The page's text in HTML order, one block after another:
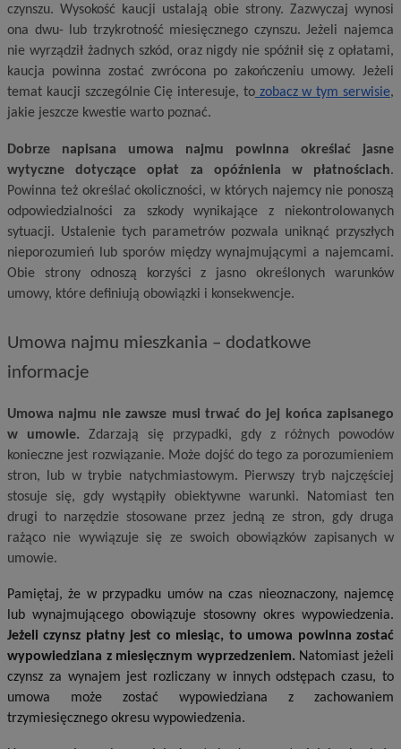
czynszu. Wysokość kaucji ustalają obie strony. Zazwyczaj wynosi
ona dwu- lub trzykrotność miesięcznego czynszu. Jeżeli najemca
nie wyrządził żadnych szkód, oraz nigdy nie spóźnił się z opłatami,
kaucja powinna zostać zwrócona po zakończeniu umowy. Jeżeli
temat kaucji szczególnie Cię interesuje, tozobacz w tym serwisie,
jakie jeszcze kwestie warto poznać.
Dobrze napisana umowa najmu powinna okre­ślać jasne
wytyczne dotyczące opłat za opóźnie­nia w płatnościach.
Powinna też określać okoliczności, w których najemcy nie ponoszą
odpowie­dzialności za szkody wynikające z niekontrolowanych
sytuacji. Ustalenie­ tych parametrów pozwala uniknąć przyszłych
nieporozumień lub sporów między wynajmującymi a naje­mcami.
Obie strony odnoszą korzyści z jasno określonych warunków
umowy, które de­finiują obowiązki i konsekwencje.
Umowa najmu mieszkania – dodatkowe
informacje
Umowa najmu nie zawsze musi trwać do jej końca zapisanego
w umowie. Zdarzają się przypadki, gdy z różnych powodów
konieczne jest rozwiązanie. Może dojść do tego za porozumieniem
stron, lub w trybie natychmiastowym. Pierwszy tryb najczęściej
stosuje się, gdy wystąpiły obiektywne warunki. Natomiast ten
drugi to narzędzie stosowane przez jedną ze stron, gdy druga
rażąco nie wywiązuje się ze swoich obowiązków zapisanych w
umowie.
Pamiętaj, że w przypadku umów na czas nieoznaczony, najemcę
lub wynajmującego obowiązuje stosowny okres wypowiedzenia.
Jeżeli czynsz płatny jest co miesiąc, to umowa powinna zostać
wypowiedziana z miesięcznym wyprzedzeniem. Natomiast jeżeli
czynsz za wynajem jest rozliczany w innych odstępach czasu, to
umowa może zostać wypowiedziana z zachowaniem
trzymiesięcznego okresu wypowiedzenia.